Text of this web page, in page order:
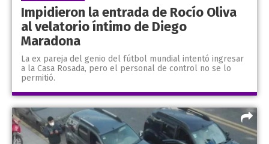
Impidieron la entrada de Rocío Oliva
al velatorio íntimo de Diego
Maradona
La ex pareja del genio del fútbol mundial intentó ingresar
a la Casa Rosada, pero el personal de control no se lo
permitió.